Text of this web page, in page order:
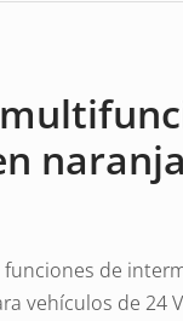
de
vehículos de 24